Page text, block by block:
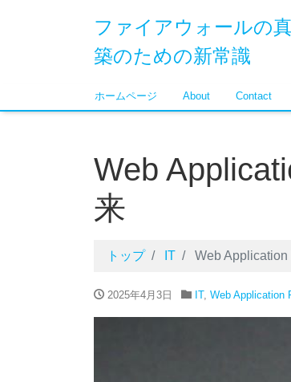
ファイアウォールの
築のための新常識
ホームページ About Contact
Web
来
トップ IT Web
2025年4月3日 IT, Web Application